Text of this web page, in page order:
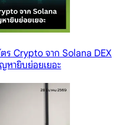
Crypto จาก Solana DEX
ายิบย่อยเยอะ